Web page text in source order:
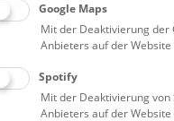
Tierpräparation
Bis zum
Schule“ als
und Präparator
dessen Präparate
Sammlungen zu finden
Google Maps
Mit der Deaktivierung der
Anbieters auf der
Spotify
Mit der Deaktivierung
Anbieters auf der